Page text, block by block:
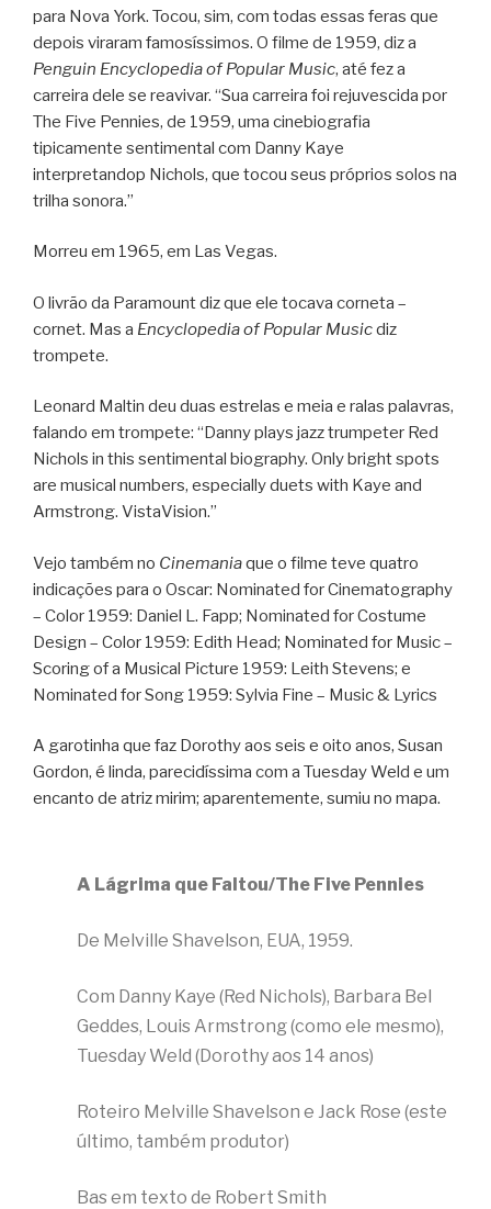
para Nova York. Tocou, sim, com todas essas feras que
depois viraram famosíssimos. O filme de 1959, diz a
Penguin Encyclopedia of Popular Music, até fez a
carreira dele se reavivar. “Sua carreira foi rejuvescida por
The Five Pennies, de 1959, uma cinebiografia
tipicamente sentimental com Danny Kaye
interpretandop Nichols, que tocou seus próprios solos na
trilha sonora.”
Morreu em 1965, em Las Vegas.
O livrão da Paramount diz que ele tocava corneta –
cornet. Mas a Encyclopedia of Popular Musicdiz
trompete.
Leonard Maltin deu duas estrelas e meia e ralas palavras,
falando em trompete: “Danny plays jazz trumpeter Red
Nichols in this sentimental biography. Only bright spots
are musical numbers, especially duets with Kaye and
Armstrong. VistaVision.”
Vejo também no Cinemaniaque o filme teve quatro
indicações para o Oscar: Nominated for Cinematography
– Color 1959: Daniel L. Fapp; Nominated for Costume
Design – Color 1959: Edith Head; Nominated for Music –
Scoring of a Musical Picture 1959: Leith Stevens; e
Nominated for Song 1959: Sylvia Fine – Music & Lyrics
A garotinha que faz Dorothy aos seis e oito anos, Susan
Gordon, é linda, parecidíssima com a Tuesday Weld e um
encanto de atriz mirim; aparentemente, sumiu no mapa.
A Lágrima que Faltou/The Five Pennies
De Melville Shavelson, EUA, 1959.
Com Danny Kaye (Red Nichols), Barbara Bel
Geddes, Louis Armstrong (como ele mesmo),
Tuesday Weld (Dorothy aos 14 anos)
Roteiro Melville Shavelson e Jack Rose (este
último, também produtor)
Bas em texto de Robert Smith